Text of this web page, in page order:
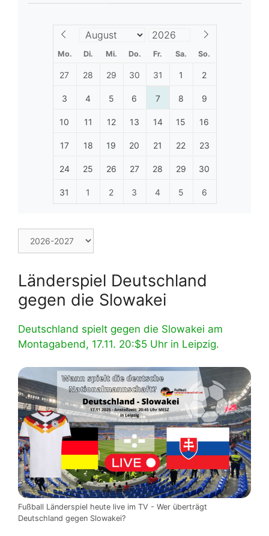
Mo. Di. Mi. Do. Fr. Sa. So.
27 28 29 30 31 1 2
3 4 5 6 7 8 9
10 11 12 13 14 15 16
17 18 19 20 21 22 23
24 25 26 27 28 29 30
31 1 2 3 4 5 6
Länderspiel Deutschland
gegen die Slowakei
Deutschland spielt gegen die Slowakei am
Montagabend, 17.11. 20:$5 Uhr in Leipzig.
Fußball Länderspiel heute live im TV - Wer überträgt
Deutschland gegen Slowakei?